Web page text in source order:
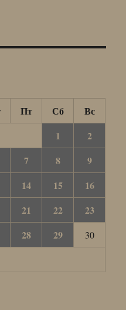
Пт Сб
Вс
1
2
7 8
9
14 15
16
21 22
23
28 29
30